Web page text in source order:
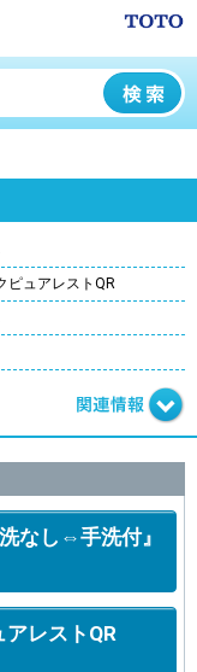
ピュアレストQR
なし⇔手洗付』
レストQR